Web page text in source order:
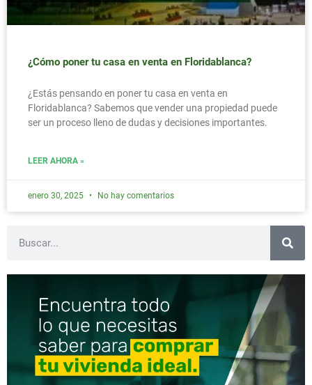
¿Cómo poner tu casa en venta en Floridablanca?
¿Estás pensando en poner tu casa en venta en
Floridablanca? Sabemos que vender una propiedad puede
ser un proceso lleno de dudas y decisiones importantes.
LEER AHORA »
enero 30, 2025 No hay comentarios